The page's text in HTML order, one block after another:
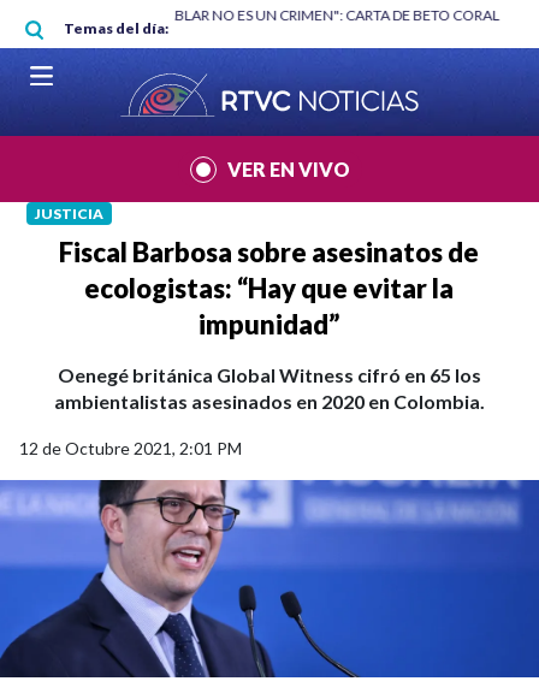
Pasar al contenido principal
Temas del día:
"HABLAR NO ES UN CRIMEN": CARTA DE BETO CORAL |
VER EN VIVO
JUSTICIA
Fiscal Barbosa sobre asesinatos de
ecologistas: “Hay que evitar la
impunidad”
Oenegé británica Global Witness cifró en 65 los
ambientalistas asesinados en 2020 en Colombia.
12 de Octubre 2021, 2:01 PM